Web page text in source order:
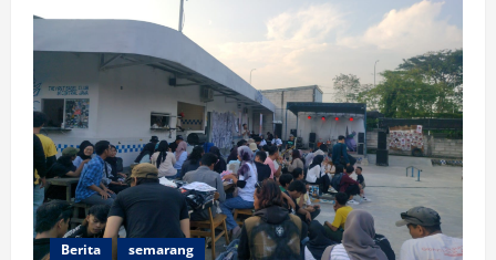
Berita semarang